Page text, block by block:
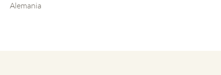
Alemania